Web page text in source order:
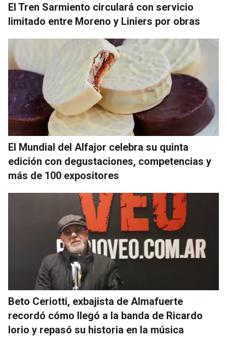
El Tren Sarmiento circulará con servicio
limitado entre Moreno y Liniers por obras
El Mundial del Alfajor celebra su quinta
edición con degustaciones, competencias y
más de 100 expositores
Beto Ceriotti, exbajista de Almafuerte
recordó cómo llegó a la banda de Ricardo
Iorio y repasó su historia en la música